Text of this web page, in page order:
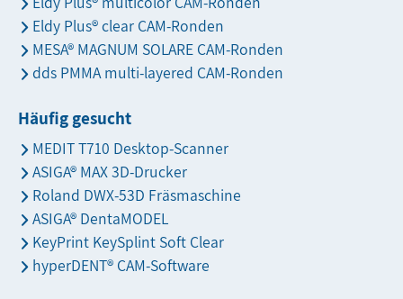
Eldy Plus® clear CAM-Ronden
MESA® MAGNUM SOLARE CAM-Ronden
dds PMMA multi-layered CAM-Ronden
Häufig gesucht
MEDIT T710 Desktop-Scanner
ASIGA® MAX 3D-Drucker
Roland DWX-53D Fräsmaschine
ASIGA® DentaMODEL
KeyPrint KeySplint Soft Clear
hyperDENT® CAM-Software